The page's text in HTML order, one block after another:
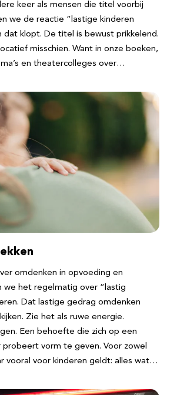
keer als mensen die titel voorbij
we de reactie “lastige kinderen
dat klopt. De titel is bewust prikkelend.
misschien. Want in onze boeken,
en theatercolleges over…
omdenken in opvoeding en
we het regelmatig over “lastig
Dat lastige gedrag omdenken
Zie het als ruwe energie.
Een behoefte die zich op een
vorm te geven. Voor zowel
vooral voor kinderen geldt: alles wat…